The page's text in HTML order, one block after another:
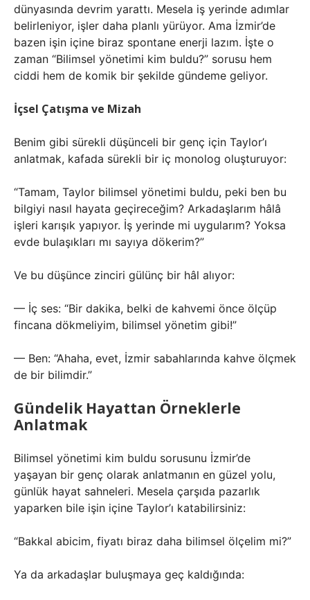
dünyasında devrim yarattı. Mesela iş yerinde adımlar
belirleniyor, işler daha planlı yürüyor. Ama İzmir’de
bazen işin içine biraz spontane enerji lazım. İşte o
zaman “Bilimsel yönetimi kim buldu?” sorusu hem
ciddi hem de komik bir şekilde gündeme geliyor.
İçsel Çatışma ve Mizah
Benim gibi sürekli düşünceli bir genç için Taylor’ı
anlatmak, kafada sürekli bir iç monolog oluşturuyor:
“Tamam, Taylor bilimsel yönetimi buldu, peki ben bu
bilgiyi nasıl hayata geçireceğim? Arkadaşlarım hâlâ
işleri karışık yapıyor. İş yerinde mi uygularım? Yoksa
evde bulaşıkları mı sayıya dökerim?”
Ve bu düşünce zinciri gülünç bir hâl alıyor:
— İç ses: “Bir dakika, belki de kahvemi önce ölçüp
fincana dökmeliyim, bilimsel yönetim gibi!”
— Ben: “Ahaha, evet, İzmir sabahlarında kahve ölçmek
de bir bilimdir.”
Gündelik Hayattan Örneklerle
Anlatmak
Bilimsel yönetimi kim buldu sorusunu İzmir’de
yaşayan bir genç olarak anlatmanın en güzel yolu,
günlük hayat sahneleri. Mesela çarşıda pazarlık
yaparken bile işin içine Taylor’ı katabilirsiniz:
“Bakkal abicim, fiyatı biraz daha bilimsel ölçelim mi?”
Ya da arkadaşlar buluşmaya geç kaldığında: